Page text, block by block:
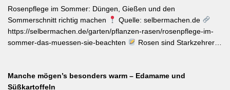
und Nutzgarten genau richtig.
Rosenpflege im Sommer: Düngen, Gießen und den
Sommerschnitt richtig machen
Quelle: selbermachen.de
https://selbermachen.de/garten/pflanzen-rasen/rosenpflege-im-
sommer-das-muessen-sie-beachten
Rosen sind Starkzehrer –
bis Mitte Juli abgeschlossen sein, damit sich die Pflanzen auf die
Überwinterung vorbereiten können. Der entscheidende Tipp für
Manche mögen’s besonders warm – Edamame und
Süßkartoffeln